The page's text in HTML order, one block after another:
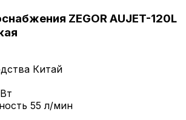
ZEGOR AUJET-120L
Китай
55 л/мин